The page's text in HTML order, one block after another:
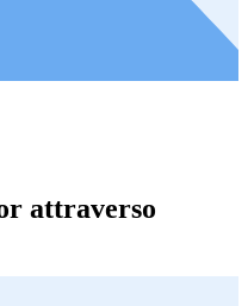
attraverso